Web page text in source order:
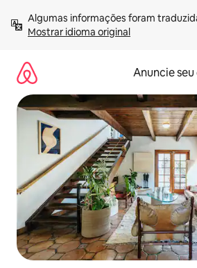
para
Mostrar idioma original
Anuncie